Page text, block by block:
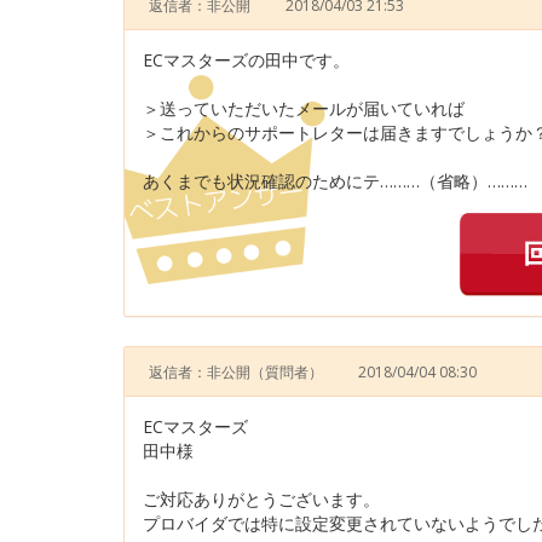
返信者：非公開 2018/04/03 21:53
ECマスターズの田中です。
＞送っていただいたメールが届いていれば
＞これからのサポートレターは届きますでしょうか
あくまでも状況確認のためにテ………（省略）………
返信者：非公開 （質問者） 2018/04/04 08:30
ECマスターズ
田中様
ご対応ありがとうございます。
プロバイダでは特に設定変更されていないようでし